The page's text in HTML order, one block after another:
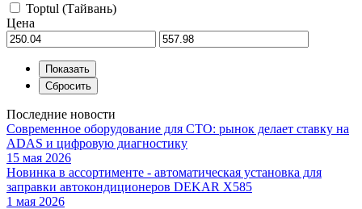
Toptul (Тайвань)
Цена
Последние новости
Современное оборудование для СТО: рынок делает ставку на
ADAS и цифровую диагностику
15 мая 2026
Новинка в ассортименте - автоматическая установка для
заправки автокондиционеров DEKAR X585
1 мая 2026